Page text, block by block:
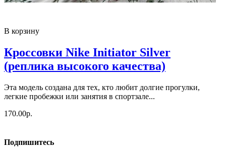
В корзину
Кроссовки Nike Initiator Silver
(реплика высокого качества)
Эта модель создана для тех, кто любит долгие прогулки,
легкие пробежки или занятия в спортзале...
170.00р.
Подпишитесь